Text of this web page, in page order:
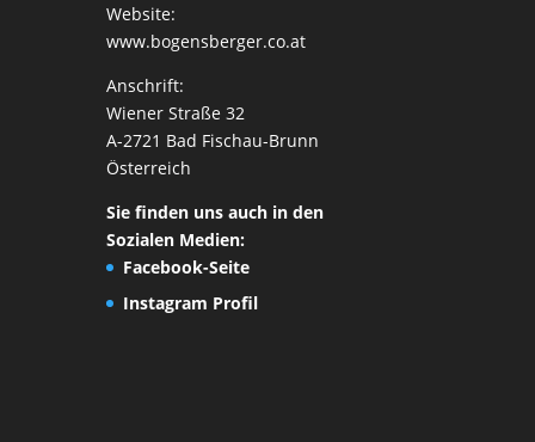
Website:
www.bogensberger.co.at
Anschrift:
Wiener Straße 32
A-2721 Bad Fischau-Brunn
Österreich
Sie finden uns auch in den
Sozialen Medien:
Facebook-Seite
Instagram Profil